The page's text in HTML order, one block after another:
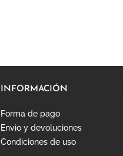
INFORMACIÓN
Forma de pago
Envio y devoluciones
Condiciones de uso